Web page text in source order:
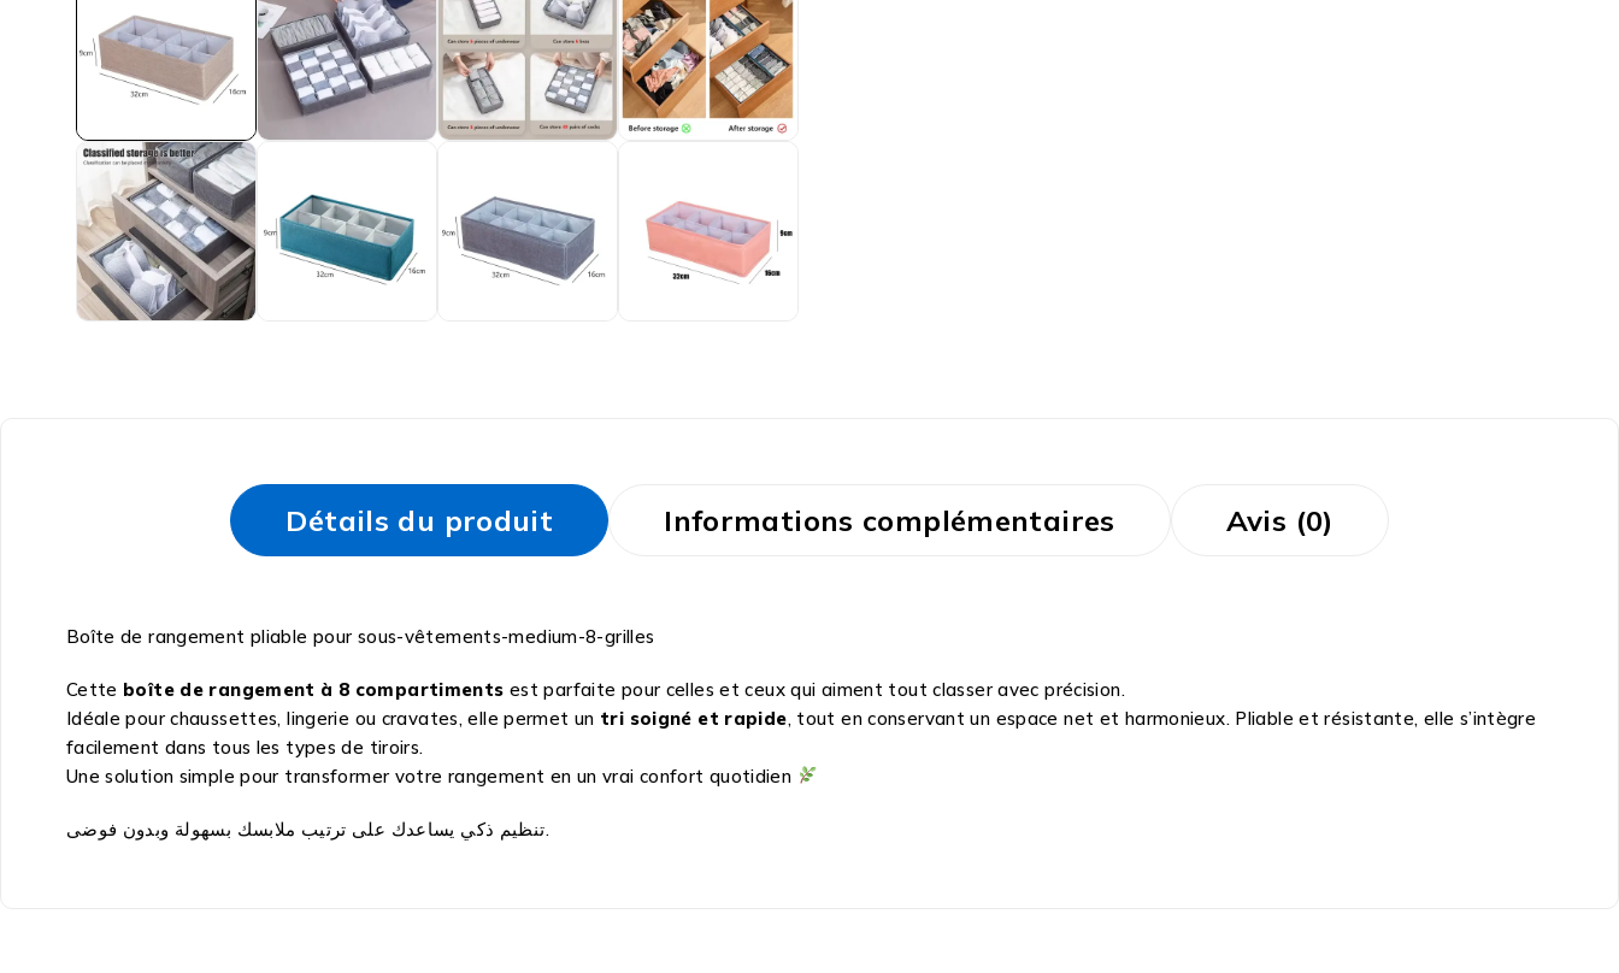
Détails du produit Informations complémentaires Avis (0)
Boîte de rangement pliable pour sous-vêtements-medium-8-grilles
Cette boîte de rangement à 8 compartiments est parfaite pour celles et ceux qui aiment tout classer avec précision.
Idéale pour chaussettes, lingerie ou cravates, elle permet un tri soigné et rapide, tout en conservant un espace net et harmonieux. Pliable et résistante, elle s’intègre
facilement dans tous les types de tiroirs.
Une solution simple pour transformer votre rangement en un vrai confort quotidien
تنظيم ذكي يساعدك على ترتيب ملابسك بسهولة وبدون فوضى.